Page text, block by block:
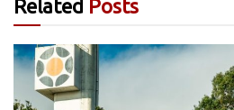
Related Posts